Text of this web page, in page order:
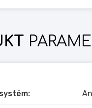
popis produktu: